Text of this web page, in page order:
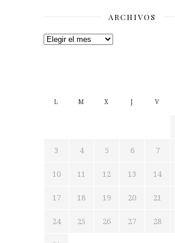
ARCHIVOS
Archivos
L M X J V
3 4 5 6 7
10 11 12 13 14
17 18 19 20 21
24 25 26 27 28